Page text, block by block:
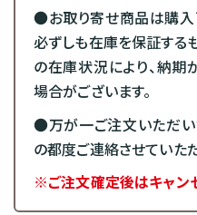
●お取り寄せ商品は購入
必ずしも在庫を保証する
の在庫状況により、納期
場合がございます。
●万が一ご注文いただ
の都度ご連絡させていただ
※ご注文確定後はキャン